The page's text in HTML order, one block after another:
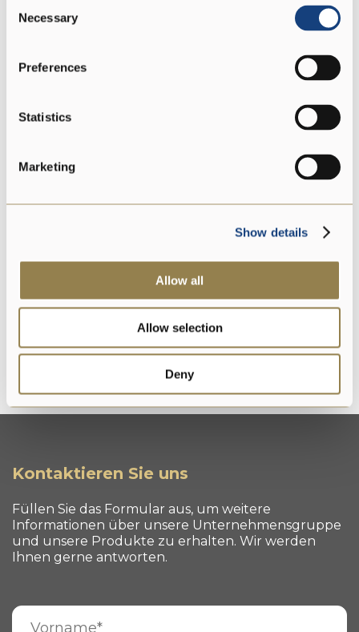
Selection
Necessary
Preferences
Statistics
Marketing
Show details
Allow all
Allow selection
Deny
Konservierungsstoffe
Glutenfrei
Laktosefreier
Ohne Lysozym
Kontaktieren Sie uns
Füllen Sie das Formular aus, um weitere
Informationen über unsere Unternehmensgruppe
und unsere Produkte zu erhalten. Wir werden
Ihnen gerne antworten.